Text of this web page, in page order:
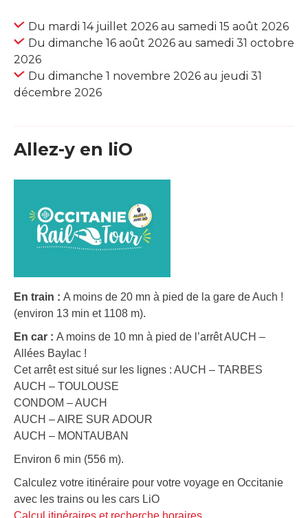
Du mardi 14 juillet 2026 au samedi 15 août 2026
Du dimanche 16 août 2026 au samedi 31 octobre
2026
Du dimanche 1 novembre 2026 au jeudi 31
décembre 2026
Allez-y en liO
En train : A moins de 20 mn à pied de la gare de Auch !
(environ 13 min et 1108 m).
En car : A moins de 10 mn à pied de l’arrêt AUCH –
Allées Baylac !
Cet arrêt est situé sur les lignes : AUCH – TARBES
AUCH – TOULOUSE
CONDOM – AUCH
AUCH – AIRE SUR ADOUR
AUCH – MONTAUBAN
Environ 6 min (556 m).
Calculez votre itinéraire pour votre voyage en Occitanie
avec les trains ou les cars LiO
Calcul itinéraires et recherche horaires